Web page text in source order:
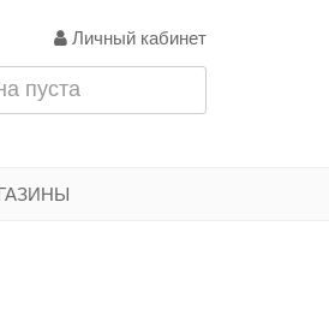
Личный кабинет
пуста